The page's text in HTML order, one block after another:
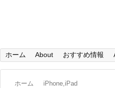
ホーム About おすすめ情報
ホーム iPhone,iPad